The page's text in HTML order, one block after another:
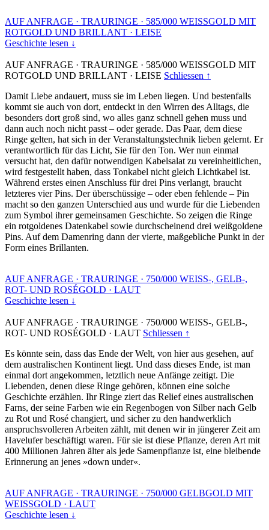
AUF ANFRAGE · TRAURINGE · 585/000 WEISSGOLD MIT
ROTGOLD UND BRILLANT · LEISE
Geschichte lesen ↓
AUF ANFRAGE · TRAURINGE · 585/000 WEISSGOLD MIT
ROTGOLD UND BRILLANT · LEISE Schliessen ↑
Damit Liebe andauert, muss sie im Leben liegen. Und bestenfalls
kommt sie auch von dort, entdeckt in den Wirren des Alltags, die
besonders dort groß sind, wo alles ganz schnell gehen muss und
dann auch noch nicht passt – oder gerade. Das Paar, dem diese
Ringe gelten, hat sich in der Veranstaltungstechnik lieben gelernt. Er
verantwortlich für das Licht, Sie für den Ton. Wer nun einmal
versucht hat, den dafür notwendigen Kabelsalat zu vereinheitlichen,
wird festgestellt haben, dass Tonkabel nicht gleich Lichtkabel ist.
Während erstes einen Anschluss für drei Pins verlangt, braucht
letzteres vier Pins. Der überschüssige – oder eben fehlende – Pin
macht so den ganzen Unterschied aus und wurde für die Liebenden
zum Symbol ihrer gemeinsamen Geschichte. So zeigen die Ringe
ein rotgoldenes Datenkabel sowie durchscheinend drei weißgoldene
Pins. Auf dem Damenring dann der vierte, maßgebliche Punkt in der
Form eines Brillanten.
AUF ANFRAGE · TRAURINGE · 750/000 WEISS-, GELB-,
ROT- UND ROSÉGOLD · LAUT
Geschichte lesen ↓
AUF ANFRAGE · TRAURINGE · 750/000 WEISS-, GELB-,
ROT- UND ROSÉGOLD · LAUT Schliessen ↑
Es könnte sein, dass das Ende der Welt, von hier aus gesehen, auf
dem australischen Kontinent liegt. Und dass dieses Ende, ist man
einmal dort angekommen, letztlich neue Anfänge zeitigt. Die
Liebenden, denen diese Ringe gehören, können eine solche
Geschichte erzählen. Ihr Ringe ziert das Relief eines australischen
Farns, der seine Farben wie ein Regenbogen von Silber nach Gelb
zu Rot und Rosé changiert, und sicher zu den handwerklich
anspruchsvolleren Arbeiten zählt, mit denen wir in jüngerer Zeit am
Havelufer beschäftigt waren. Für sie ist diese Pflanze, deren Art mit
400 Millionen Jahren älter als jede Samenpflanze ist, eine bleibende
Erinnerung an jenes »down under«.
AUF ANFRAGE · TRAURINGE · 750/000 GELBGOLD MIT
WEISSGOLD · LAUT
Geschichte lesen ↓